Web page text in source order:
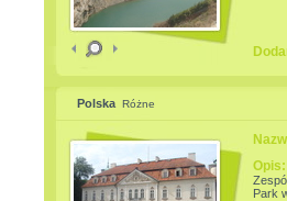
Polska Różne
Opis:
Park